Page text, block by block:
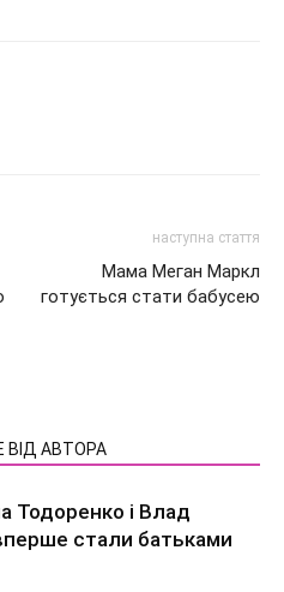
наступна стаття
Мама Меган Маркл
готується стати бабусею
ВІД АВТОРА
Тодоренко і Влад
стали батьками